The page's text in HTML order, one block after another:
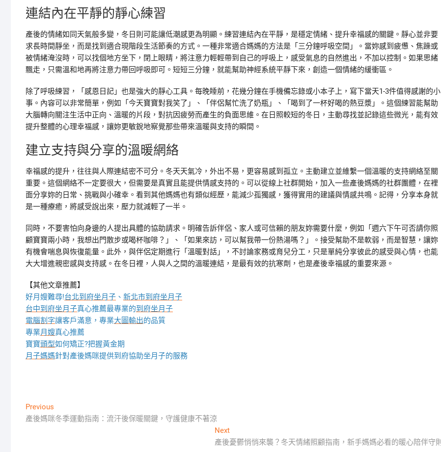
連結內在平靜的靜心練習
產後的情緒如同天氣般多變，冬日則可能讓低潮感更為明顯。練習連結內在平靜，是穩定情緒、提升幸福感的關鍵。靜心並非要
求長時間靜坐，而是找到適合現階段生活節奏的方式。一種非常適合媽媽的方法是「三分鐘呼吸空間」。當妳感到疲憊、焦躁或
被情緒淹沒時，可以找個地方坐下，閉上眼睛，將注意力輕輕帶到自己的呼吸上，感受氣息的自然進出，不加以控制。如果思緒
飄走，只需溫和地再將注意力帶回呼吸即可。短短三分鐘，就能幫助神經系統平靜下來，創造一個情緒的緩衝區。
除了呼吸練習，「感恩日記」也是強大的靜心工具。每晚睡前，花幾分鐘在手機備忘錄或小本子上，寫下當天1-3件值得感謝的小
事。內容可以非常簡單，例如「今天寶寶對我笑了」、「伴侶幫忙洗了奶瓶」、「喝到了一杯好喝的熱豆漿」。這個練習能幫助
大腦轉向關注生活中正向、溫暖的片段，對抗因疲勞而產生的負面思維。在日照較短的冬日，主動尋找並記錄這些微光，能有效
提升整體的心理幸福感，讓妳更敏銳地察覺那些帶來溫暖與支持的瞬間。
建立支持與分享的溫暖網絡
幸福感的提升，往往與人際連結密不可分。冬天天氣冷，外出不易，更容易感到孤立。主動建立並維繫一個溫暖的支持網絡至關
重要。這個網絡不一定要很大，但需要是真實且能提供情感支持的。可以從線上社群開始，加入一些產後媽媽的社群團體，在裡
面分享妳的日常、挑戰與小確幸。看到其他媽媽也有類似經歷，能減少孤獨感，獲得實用的建議與情感共鳴。記得，分享本身就
是一種療癒，將感受說出來，壓力就減輕了一半。
同時，不要害怕向身邊的人提出具體的協助請求。明確告訴伴侶、家人或可信賴的朋友妳需要什麼，例如「週六下午可否請你照
顧寶寶兩小時，我想出門散步或喝杯咖啡？」、「如果來訪，可以幫我帶一份熱湯嗎？」。接受幫助不是軟弱，而是智慧，讓妳
有機會喘息與恢復能量。此外，與伴侶定期進行「溫暖對話」，不討論家務或育兒分工，只是單純分享彼此的感受與心情，也能
大大增進親密感與支持感。在冬日裡，人與人之間的溫暖連結，是最有效的抗寒劑，也是產後幸福感的重要來源。
【其他文章推薦】
好月嫂難尋!台北到府坐月子 、 新北市到府坐月子
台中到府坐月子真心推薦最專業的到府坐月子
電腦割字讓客戶滿意，專業大圖輸出的品質
專業月嫂真心推薦
寶寶頭型如何矯正?把握黃金期
月子媽媽針對產後媽咪提供到府協助坐月子的服務
文
章
Previous
post:
產後媽咪冬季運動指南：流汗後保暖關鍵，守護健康不著涼
NextNext
post:
產後憂鬱悄悄來襲？冬天情緒照顧指南，新手媽媽必看的暖心陪伴守則